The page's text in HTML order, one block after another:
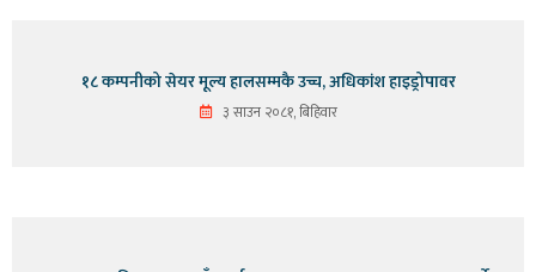
१८ कम्पनीको सेयर मूल्य हालसम्मकै उच्च, अधिकांश हाइड्रोपावर
३ साउन २०८१, बिहिवार